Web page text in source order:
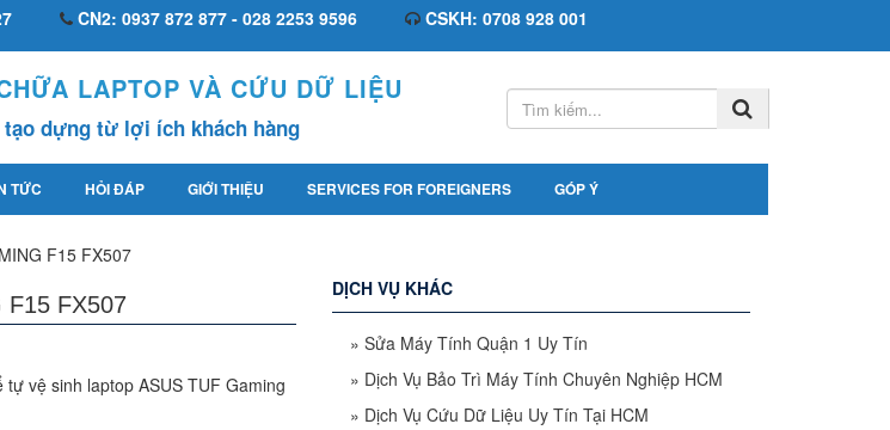
CN2: 0937 872 877 - 028 2253 9596 CSKH: 0708 928 001
LAPTOP VÀ CỨU DỮ LIỆU
dựng từ lợi ích khách hàng
TỨC HỎI ĐÁP GIỚI THIỆU SERVICES FOR FOREIGNERS GÓP Ý
F15 FX507
F15 FX507
vệ sinh laptop ASUS TUF Gaming
DỊCH VỤ KHÁC
» Sửa Máy Tính Quận 1 Uy Tín
» Dịch Vụ Bảo Trì Máy Tính Chuyên Nghiệp HCM
» Dịch Vụ Cứu Dữ Liệu Uy Tín Tại HCM